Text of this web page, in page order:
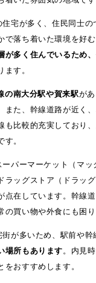
住宅が多く、住民同士
で落ち着いた環境を好
が多く住んでいるため
ます。
の南大分駅や賀来駅が
また、幹線道路が近く
も比較的充実しており
す。
ーパーマーケット（マッ
ラッグストア（ドラッ
点在しています。幹線
の買い物や外食にも困り
街が多いため、駅前や幹
場所もあります。内見
をおすすめします。